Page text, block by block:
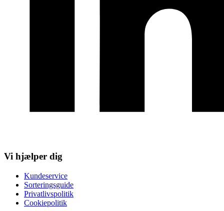
Vi hjælper dig
Kundeservice
Sorteringsguide
Privatlivspolitik
Cookiepolitik